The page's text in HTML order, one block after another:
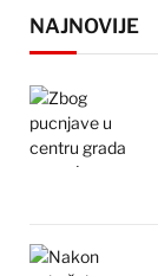
NAJNOVIJE